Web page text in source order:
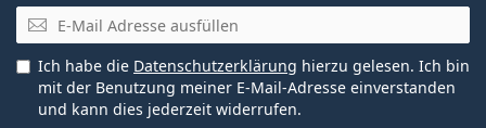
E-Mail
Ich habe die Datenschutzerklärung hierzu gelesen. Ich bin
mit der Benutzung meiner E-Mail-Adresse einverstanden
und kann dies jederzeit widerrufen.